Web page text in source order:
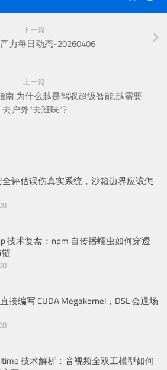
下一篇
力每日动态-20260406
上一篇
南:为什么越是驾驭超级智能,越需要
去户外"去班味"?
全评估误伤真实系统，沙箱边界应该怎
技术复盘：npm 自传播蠕虫如何穿透
接编写 CUDA Megakernel，DSL 会退场
技术解析：音视频全双工模型如何